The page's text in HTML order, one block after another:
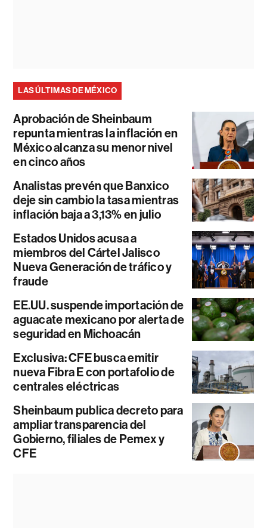
LAS ÚLTIMAS DE MÉXICO
Aprobación de Sheinbaum
repunta mientras la inflación en
México alcanza su menor nivel
en cinco años
Analistas prevén que Banxico
deje sin cambio la tasa mientras
inflación baja a 3,13% en julio
Estados Unidos acusa a
miembros del Cártel Jalisco
Nueva Generación de tráfico y
fraude
EE.UU. suspende importación de
aguacate mexicano por alerta de
seguridad en Michoacán
Exclusiva: CFE busca emitir
nueva Fibra E con portafolio de
centrales eléctricas
Sheinbaum publica decreto para
ampliar transparencia del
Gobierno, filiales de Pemex y
CFE